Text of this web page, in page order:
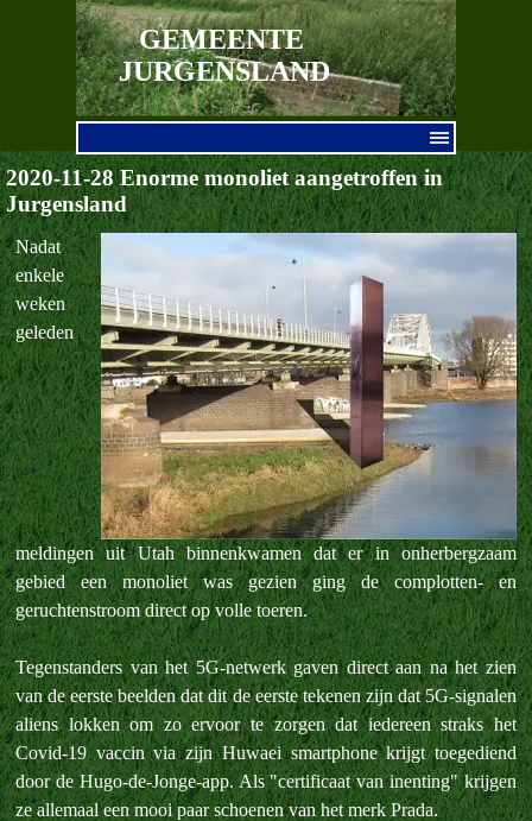
Ga naar de inhoud
GEMEENTE
JURGENSLAND
2020-11-28 Enorme monoliet aangetroffen in
Jurgensland
Nadat
enkele
weken
geleden
meldingen uit Utah binnenkwamen dat er in onherbergzaam
gebied een monoliet was gezien ging de complotten- en
geruchtenstroom direct op volle toeren.
Tegenstanders van het 5G-netwerk gaven direct aan na het zien
van de eerste beelden dat dit de eerste tekenen zijn dat 5G-signalen
aliens lokken om zo ervoor te zorgen dat iedereen straks het
Covid-19 vaccin via zijn Huwaei smartphone krijgt toegediend
door de Hugo-de-Jonge-app. Als "certificaat van inenting" krijgen
ze allemaal een mooi paar schoenen van het merk Prada.